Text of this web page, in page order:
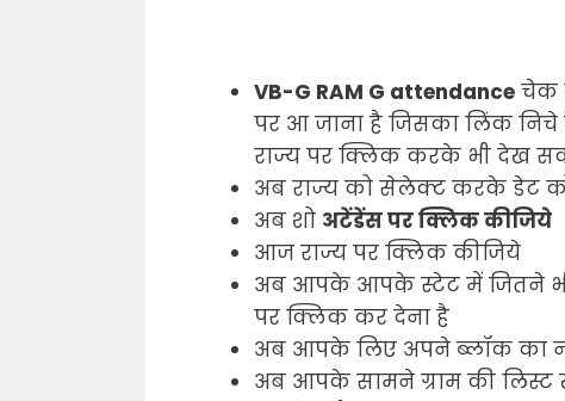
VB-G RAM G attendance चेक
पर आ जाना है जिसका लिंक निचे
राज्य पर क्लिक करके भी देख
अब राज्य को सेलेक्ट करके डेट
अब शो अटेंडेंस पर क्लिक कीजिये
आज राज्य पर क्लिक कीजिये
अब आपके आपके स्टेट में जितने
पर क्लिक कर देना है
अब आपके लिए अपने ब्लॉक का
अब आपके सामने ग्राम की